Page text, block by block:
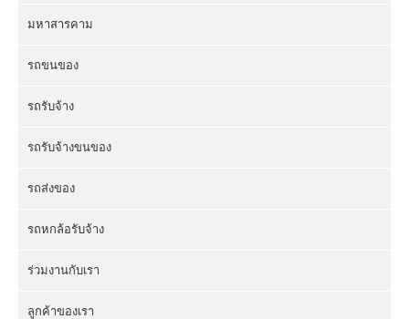
มหาสารคาม
รถขนของ
รถรับจ้าง
รถรับจ้างขนของ
รถส่งของ
รถหกล้อรับจ้าง
ร่วมงานกับเรา
ลูกค้าของเรา